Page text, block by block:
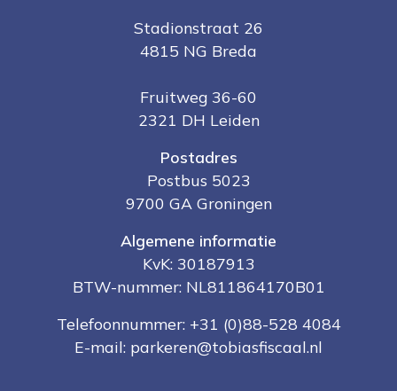
Stadionstraat 26
4815 NG Breda
Fruitweg 36-60
2321 DH Leiden
Postadres
Postbus 5023
9700 GA Groningen
Algemene informatie
KvK: 30187913
BTW-nummer: NL811864170B01
Telefoonnummer: +31 (0)88-528 4084
E-mail: parkeren@tobiasfiscaal.nl